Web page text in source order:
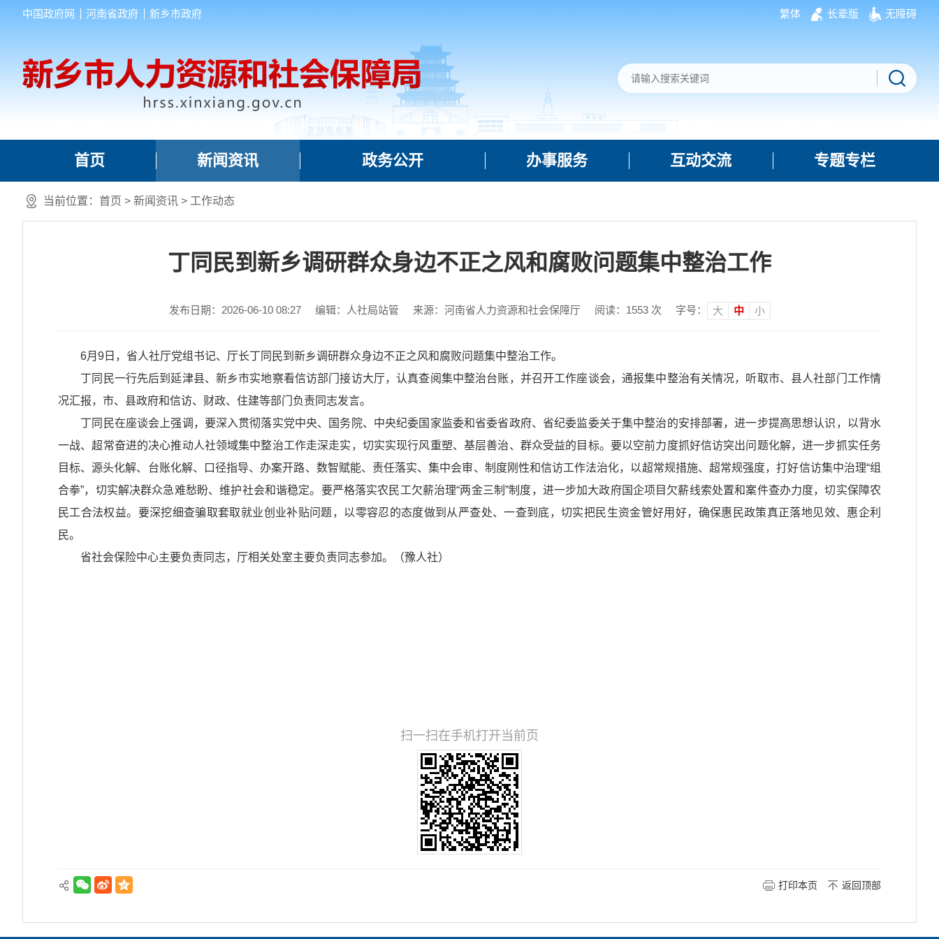
中国政府网 河南省政府 新乡市政府 繁体 长辈版 无障碍
首页 新闻资讯 政务公开 办事服务 互动交流 专题专栏
当前位置： 首页 > 新闻资讯 > 工作动态
丁同民到新乡调研群众身边不正之风和腐败问题集中整治工作
发布日期：2026-06-10 08:27 编辑：人社局站管 来源：河南省人力资源和社会保障厅 阅读： 1553次 字号： 大 中 小
6月9日，省人社厅党组书记、厅长丁同民到新乡调研群众身边不正之风和腐败问题集中整治工作。
丁同民一行先后到延津县、新乡市实地察看信访部门接访大厅，认真查阅集中整治台账，并召开工作座谈会，通报集中整治有关情况，听取市、县人社部门工作情
况汇报，市、县政府和信访、财政、住建等部门负责同志发言。
丁同民在座谈会上强调，要深入贯彻落实党中央、国务院、中央纪委国家监委和省委省政府、省纪委监委关于集中整治的安排部署，进一步提高思想认识，以背水
一战、超常奋进的决心推动人社领域集中整治工作走深走实，切实实现行风重塑、基层善治、群众受益的目标。要以空前力度抓好信访突出问题化解，进一步抓实任务
目标、源头化解、台账化解、口径指导、办案开路、数智赋能、责任落实、集中会审、制度刚性和信访工作法治化，以超常规措施、超常规强度，打好信访集中治理“组
合拳”，切实解决群众急难愁盼、维护社会和谐稳定。要严格落实农民工欠薪治理“两金三制”制度，进一步加大政府国企项目欠薪线索处置和案件查办力度，切实保障农
民工合法权益。要深挖细查骗取套取就业创业补贴问题，以零容忍的态度做到从严查处、一查到底，切实把民生资金管好用好，确保惠民政策真正落地见效、惠企利
民。
省社会保险中心主要负责同志，厅相关处室主要负责同志参加。（豫人社）
扫一扫在手机打开当前页
打印本页 返回顶部